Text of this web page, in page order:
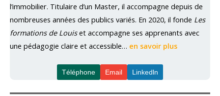
l’immobilier. Titulaire d’un Master, il accompagne depuis de
nombreuses années des publics variés. En 2020, il fonde Les
formations de Louiset accompagne ses apprenants avec
une pédagogie claire et accessible… en savoir plus
Téléphone Email Linkedln